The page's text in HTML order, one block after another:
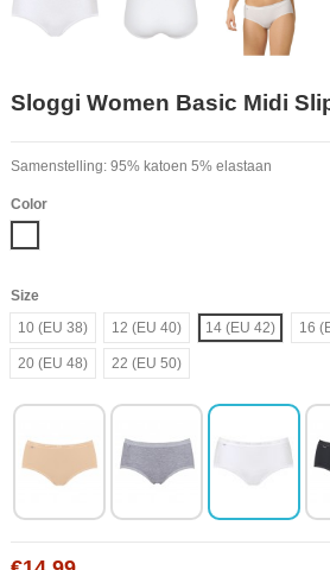
Sloggi Women Basic Midi
Samenstelling: 95% katoen 5% elastaan
Color
Size
10 (EU 38)
12 (EU 40) 14 (EU 42) 16
20 (EU 48) 22 (EU 50)